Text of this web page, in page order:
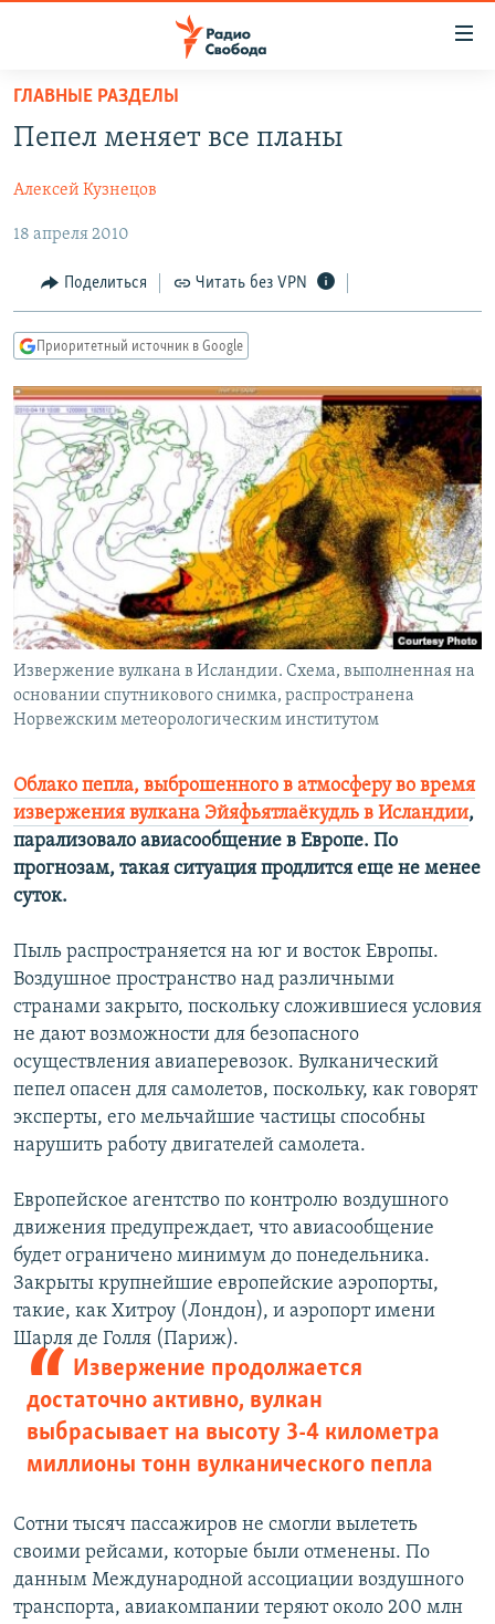
упрощенного
доступа
содержанию
Вернутся
главной
навигации
Вернутся
поиску
АВТОРСКИЕ ПРОЕКТЫ
ЦИТАТЫ СВОБОДЫ
МНЕНИЯ
КУЛЬТУРА
IDEL.РЕАЛИИ
КАВКАЗ.РЕАЛИИ
СЕВЕР.РЕАЛИИ
СИБИРЬ.РЕАЛИИ
РАСПИСАНИЕ ВЕЩАНИЯ
ПОДПИШИТЕСЬ НА РАССЫЛКУ
СОЦИАЛЬНЫЕ СЕТИ
ГЛАВНЫЕ РАЗДЕЛЫ
Пепел меняет все планы
Алексей Кузнецов
18 апреля 2010
Поделиться Читать без VPN
Приоритетный источник в Google
Извержение вулкана в Исландии. Схема, выполненная на
основании спутникового снимка, распространена
Норвежским метеорологическим институтом
Облако пепла, выброшенного в атмосферу во время
извержения вулкана Эйяфьятлаёкудль в Исландии,
парализовало авиасообщение в Европе. По
прогнозам, такая ситуация продлится еще не менее
суток.
Пыль распространяется на юг и восток Европы.
Воздушное пространство над различными
странами закрыто, поскольку сложившиеся условия
не дают возможности для безопасного
осуществления авиаперевозок. Вулканический
пепел опасен для самолетов, поскольку, как говорят
эксперты, его мельчайшие частицы способны
нарушить работу двигателей самолета.
Европейское агентство по контролю воздушного
движения предупреждает, что авиасообщение
будет ограничено минимум до понедельника.
Закрыты крупнейшие европейские аэропорты,
такие, как Хитроу (Лондон), и аэропорт имени
Шарля де Голля (Париж).
Извержение продолжается
достаточно активно, вулкан
выбрасывает на высоту 3-4 километра
миллионы тонн вулканического пепла
Сотни тысяч пассажиров не смогли вылететь
своими рейсами, которые были отменены. По
данным Международной ассоциации воздушного
транспорта, авиакомпании теряют около 200 млн